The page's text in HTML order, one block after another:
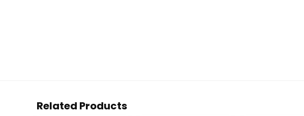
Related Products